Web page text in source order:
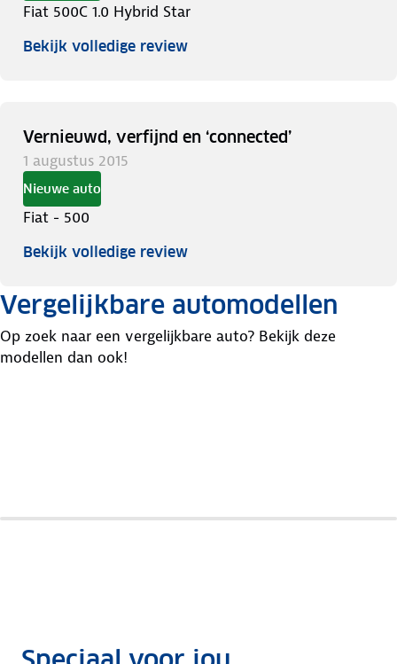
Fiat 500C 1.0 Hybrid Star
Bekijk volledige review
Vernieuwd, verfijnd en ‘connected’
1 augustus 2015
Nieuwe auto
Fiat - 500
Bekijk volledige review
Vergelijkbare automodellen
Op zoek naar een vergelijkbare auto? Bekijk deze
modellen dan ook!